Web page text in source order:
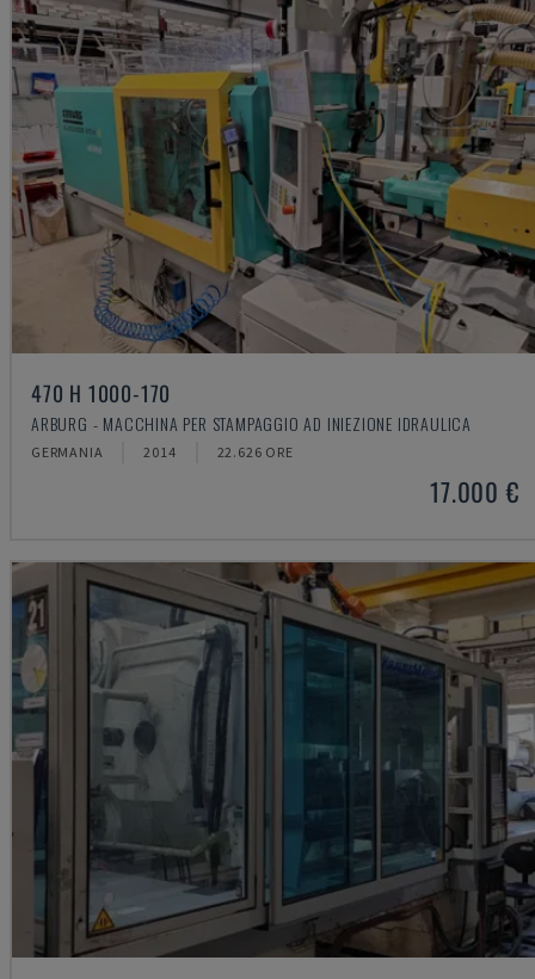
470 H 1000-170
ARBURG - MACCHINA PER STAMPAGGIO AD INIEZIONE IDRAULICA
GERMANIA 2014 22.626 ORE
17.000 €